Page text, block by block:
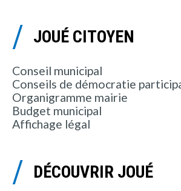
JOUÉ CITOYEN
Conseil municipal
Conseils de démocratie
Organigramme mairie
Budget municipal
Affichage légal
DÉCOUVRIR JOUÉ